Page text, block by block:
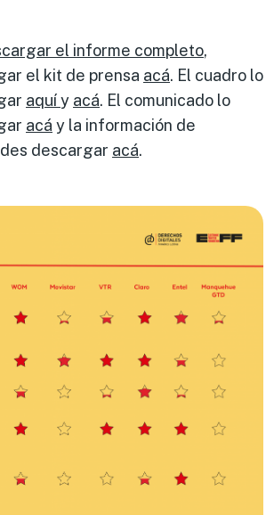
el informe completo,
el kit de prensa acá. El cuadro lo
aquíy acá. El comunicado lo
acá y la información de
descargar acá.